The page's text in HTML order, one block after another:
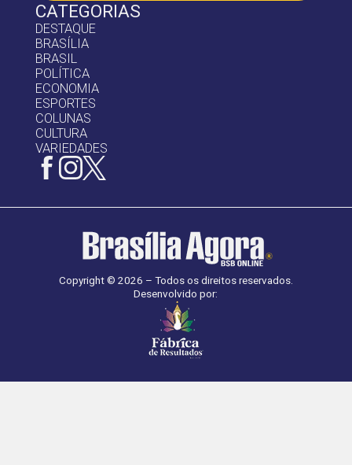
CATEGORIAS
DESTAQUE
BRASÍLIA
BRASIL
POLÍTICA
ECONOMIA
ESPORTES
COLUNAS
CULTURA
VARIEDADES
Copyright © 2026 – Todos os direitos reservados.
Desenvolvido por: